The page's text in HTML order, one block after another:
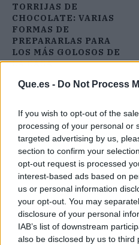
Que.es - Do Not Process
If you wish to opt-out of the
processing of your personal or
targeted advertising by us,
section to confirm your
opt-out request is processed
interest-based ads based on
us or personal information
your opt-out. You may
disclosure of your personal
IAB’s list of downstream
also be disclosed by us to third
TORRIJAS DE
CHOCOLATE: VARIAS
FORMAS DE
PREPARARLAS PARA
LOS MÁS GOLOSOS DE
LA CASA